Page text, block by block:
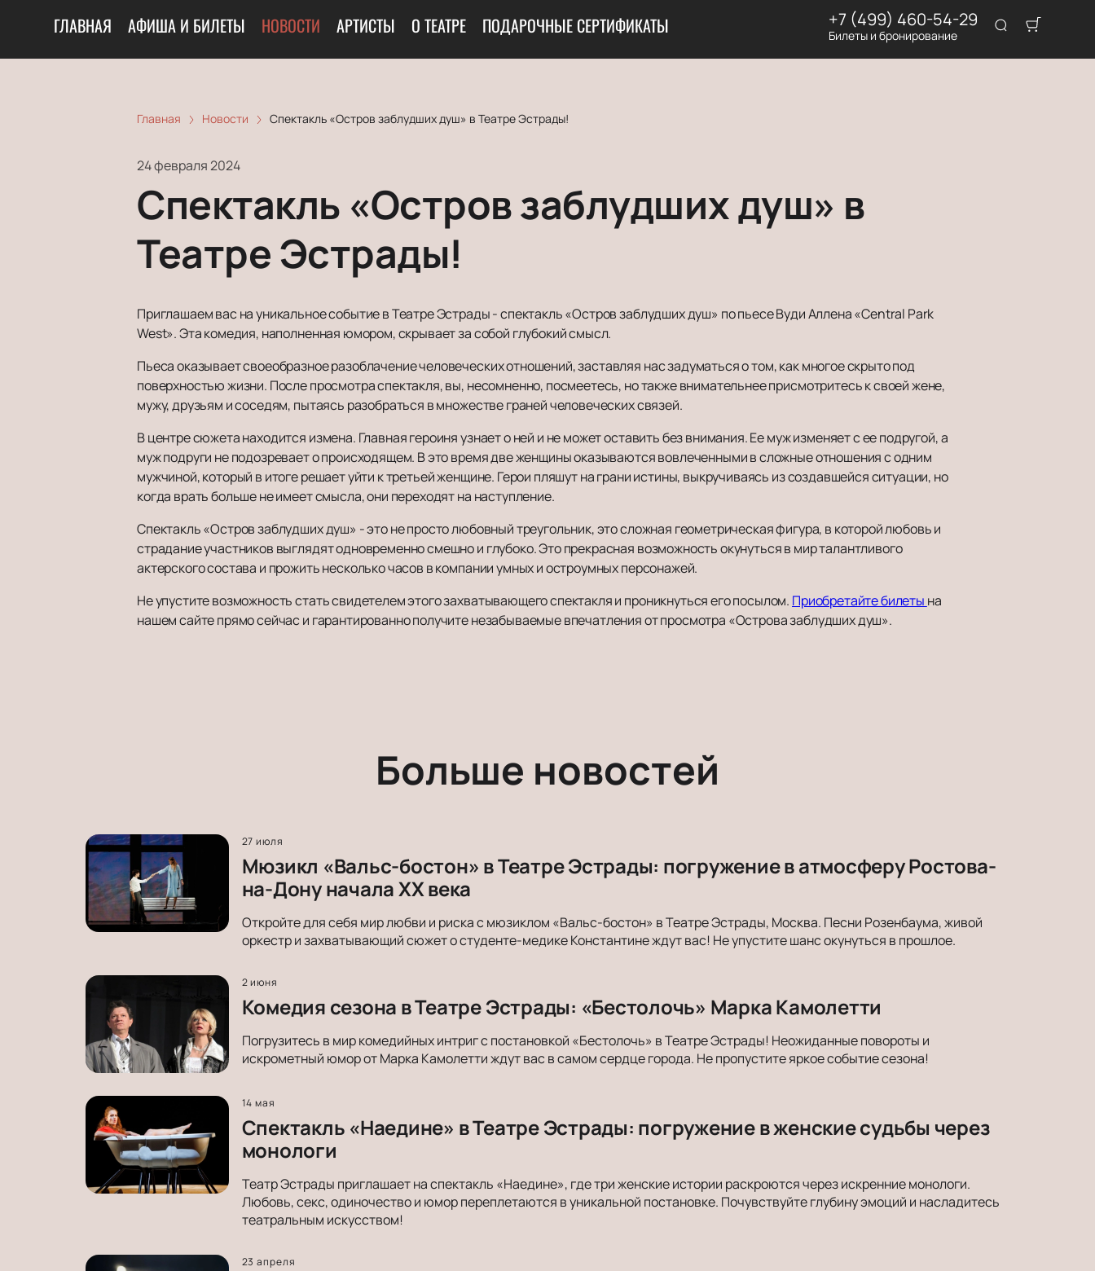
ГЛАВНАЯ АФИША И БИЛЕТЫ НОВОСТИ АРТИСТЫ О ТЕАТРЕ ПОДАРОЧНЫЕ СЕРТИФИКАТЫ +7 (499) 460-54-29
Билеты и бронирование
Главная Новости Спектакль «Остров заблудших душ» в Театре Эстрады!
24 февраля 2024
Спектакль «Остров заблудших душ» в
Театре Эстрады!
Приглашаем вас на уникальное событие в Театре Эстрады - спектакль «Остров заблудших душ» по пьесе Вуди Аллена «Central Park
West». Эта комедия, наполненная юмором, скрывает за собой глубокий смысл.
Пьеса оказывает своеобразное разоблачение человеческих отношений, заставляя нас задуматься о том, как многое скрыто под
поверхностью жизни. После просмотра спектакля, вы, несомненно, посмеетесь, но также внимательнее присмотритесь к своей жене,
мужу, друзьям и соседям, пытаясь разобраться в множестве граней человеческих связей.
В центре сюжета находится измена. Главная героиня узнает о ней и не может оставить без внимания. Ее муж изменяет с ее подругой, а
муж подруги не подозревает о происходящем. В это время две женщины оказываются вовлеченными в сложные отношения с одним
мужчиной, который в итоге решает уйти к третьей женщине. Герои пляшут на грани истины, выкручиваясь из создавшейся ситуации, но
когда врать больше не имеет смысла, они переходят на наступление.
Спектакль «Остров заблудших душ» - это не просто любовный треугольник, это сложная геометрическая фигура, в которой любовь и
страдание участников выглядят одновременно смешно и глубоко. Это прекрасная возможность окунуться в мир талантливого
актерского состава и прожить несколько часов в компании умных и остроумных персонажей.
Не упустите возможность стать свидетелем этого захватывающего спектакля и проникнуться его посылом. Приобретайте билеты на
нашем сайте прямо сейчас и гарантированно получите незабываемые впечатления от просмотра «Острова заблудших душ».
Больше новостей
27 июля
Мюзикл «Вальс-бостон» в Театре Эстрады: погружение в атмосферу Ростова-
на-Дону начала ХХ века
Откройте для себя мир любви и риска с мюзиклом «Вальс-бостон» в Театре Эстрады, Москва. Песни Розенбаума, живой
оркестр и захватывающий сюжет о студенте-медике Константине ждут вас! Не упустите шанс окунуться в прошлое.
2 июня
Комедия сезона в Театре Эстрады: «Бестолочь» Марка Камолетти
Погрузитесь в мир комедийных интриг с постановкой «Бестолочь» в Театре Эстрады! Неожиданные повороты и
искрометный юмор от Марка Камолетти ждут вас в самом сердце города. Не пропустите яркое событие сезона!
14 мая
Спектакль «Наедине» в Театре Эстрады: погружение в женские судьбы через
монологи
Театр Эстрады приглашает на спектакль «Наедине», где три женские истории раскроются через искренние монологи.
Любовь, секс, одиночество и юмор переплетаются в уникальной постановке. Почувствуйте глубину эмоций и насладитесь
театральным искусством!
23 апреля